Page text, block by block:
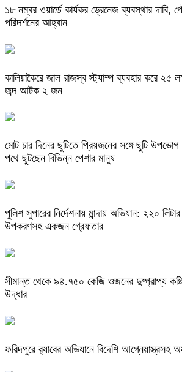
১৮ নম্বর ওয়ার্ডে কার্যকর ড্রেনেজ ব্যবস্থার দাবি,
পরিদর্শনের আহ্বান
কালিয়াকৈরে জাল রাজস্ব স্ট্যাম্প ব্যবহার করে ২৫
জব্দ আটক ২ জন
মোট চার দিনের ছুটিতে প্রিয়জনের সঙ্গে ছুটি
পথে ছুটছেন বিভিন্ন পেশার মানুষ
পুলিশ সুপারের নির্দেশনায় মান্দায় অভিযান: ২২০
উপকরণসহ একজন গ্রেফতার
সীমান্ত থেকে ৯৪.৭৫০ কেজি ওজনের দুষ্প্রাপ্য কষ্টি
উদ্ধার
ফরিদপুরে র‌্যাবের অভিযানে বিদেশি আগ্নেয়াস্ত্রসহ